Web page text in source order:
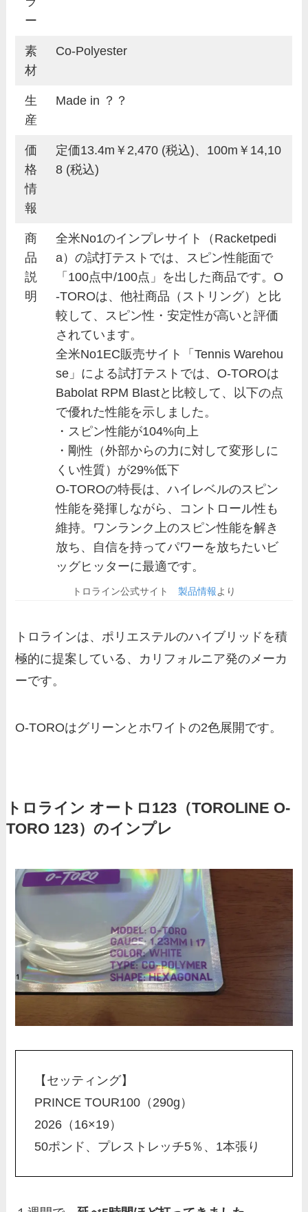
ー
素
材
Co-Polyester
生
産
Made in ？？
価
格
情
報
定価13.4m￥2,470 (税込)、100m￥14,10
8 (税込)
商
品
説
明
全米No1のインプレサイト（Racketpedi
a）の試打テストでは、スピン性能面で
「100点中/100点」を出した商品です。O
-TOROは、他社商品（ストリング）と比
較して、スピン性・安定性が高いと評価
されています。
全米No1EC販売サイト「Tennis Warehou
se」による試打テストでは、O-TOROは
Babolat RPM Blastと比較して、以下の点
で優れた性能を示しました。
・スピン性能が104%向上
・剛性（外部からの力に対して変形しに
くい性質）が29%低下
O-TOROの特長は、ハイレベルのスピン
性能を発揮しながら、コントロール性も
維持。ワンランク上のスピン性能を解き
放ち、自信を持ってパワーを放ちたいビ
ッグヒッターに最適です。
トロライン公式サイト 製品情報より
トロラインは、ポリエステルのハイブリッドを積
極的に提案している、カリフォルニア発のメーカ
ーです。
O-TOROはグリーンとホワイトの2色展開です。
トロライン オートロ123（TOROLINE O-
TORO 123）のインプレ
【セッティング】
PRINCE TOUR100（290g）
2026（16×19）
50ポンド、プレストレッチ5％、1本張り